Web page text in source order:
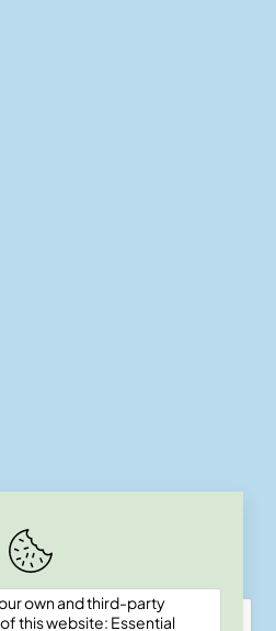
own and third-party
this website: Essential